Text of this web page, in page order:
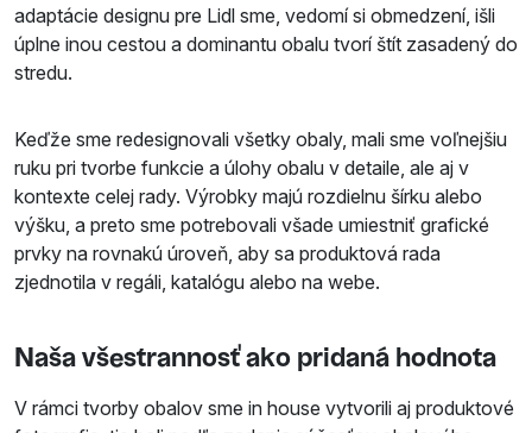
adaptácie designu pre Lidl sme, vedomí si obmedzení, išli
úplne inou cestou a dominantu obalu tvorí štít zasadený do
stredu.
Keďže sme redesignovali všetky obaly, mali sme voľnejšiu
ruku pri tvorbe funkcie a úlohy obalu v detaile, ale aj v
kontexte celej rady. Výrobky majú rozdielnu šírku alebo
výšku, a preto sme potrebovali všade umiestniť grafické
prvky na rovnakú úroveň, aby sa produktová rada
zjednotila v regáli, katalógu alebo na webe.
Naša všestrannosť ako pridaná hodnota
V rámci tvorby obalov sme in house vytvorili aj produktové